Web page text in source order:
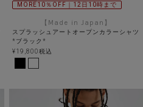
MORE10％OFF｜12日10時まで
【Made in Japan】
スプラッシュアートオープンカラーシャツ
*ブラック*
¥19,800税込